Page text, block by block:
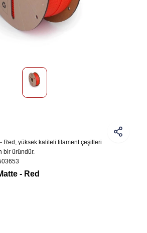
Red, yüksek kaliteli filament çeşitleri
bir üründür.
- Red